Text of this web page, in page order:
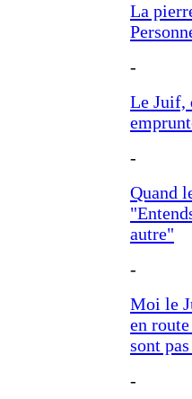
La
-
Le Juif,
-
Quand
autre"
-
Moi le
en
sont
-